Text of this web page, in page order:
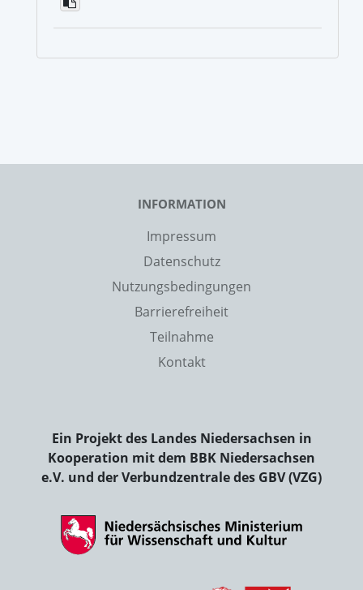
INFORMATION
Impressum
Datenschutz
Nutzungsbedingungen
Barrierefreiheit
Teilnahme
Kontakt
Ein Projekt des Landes Niedersachsen in
Kooperation mit dem BBK Niedersachsen
e.V. und der Verbundzentrale des GBV (VZG)